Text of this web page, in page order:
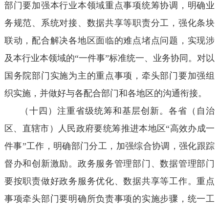
部门要加强本行业本领域重点事项统筹协调，明确业
务规范、系统对接、数据共享等职责分工，强化条块
联动，配合解决各地区面临的难点堵点问题，实现涉
及本行业本领域的“一件事”标准统一、业务协同。对以
国务院部门实施为主的重点事项，牵头部门要加强组
织实施，并做好与各配合部门和各地区的沟通衔接。
（十四）注重省级统筹和基层创新。各省（自治
区、直辖市）人民政府要统筹推进本地区“高效办成一
件事”工作，明确部门分工，加强综合协调，强化跟踪
督办和创新激励。政务服务管理部门、数据管理部门
要按职责做好政务服务优化、数据共享等工作。重点
事项牵头部门要明确所负责事项的实施步骤，统一工